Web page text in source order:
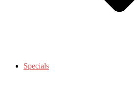
Specials